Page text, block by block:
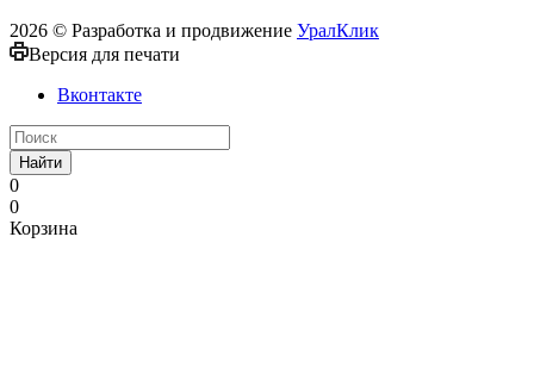
2026 © Разработка и продвижение УралКлик
Версия для печати
Вконтакте
Найти
0
0
Корзина